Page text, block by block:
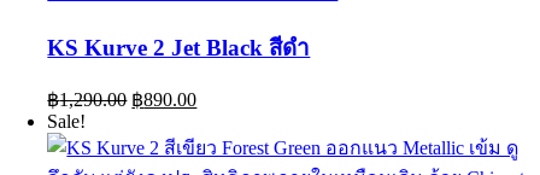
KS Kurve 2 Jet Black สีดำ
฿1,290.00 Original
was:
฿1,290.00.
฿890.00Current
is:
฿890.00.
Sale!